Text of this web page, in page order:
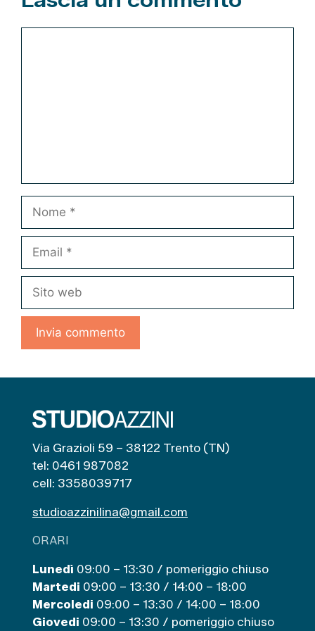
web
Via Grazioli 59 – 38122 Trento (TN)
tel: 0461 987082
cell: 3358039717
studioazzinilina@gmail.com
ORARI
Lunedì 09:00 – 13:30 / pomeriggio chiuso
Martedi 09:00 – 13:30 / 14:00 – 18:00
Mercoledi 09:00 – 13:30 / 14:00 – 18:00
Giovedi 09:00 – 13:30 / pomeriggio chiuso